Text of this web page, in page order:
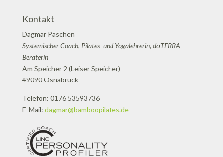
Kontakt
Dagmar Paschen
Systemischer Coach, Pilates- und Yogalehrerin, dōTERRA-
Beraterin
Am Speicher 2 (Leiser Speicher)
49090 Osnabrück
Telefon: 0176 53593736
E-Mail: dagmar@bamboopilates.de